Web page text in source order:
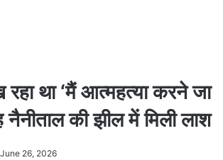
था ‘मैं आत्महत्या करने जा
नैनीताल की झील में मिली लाश
June 26, 2026